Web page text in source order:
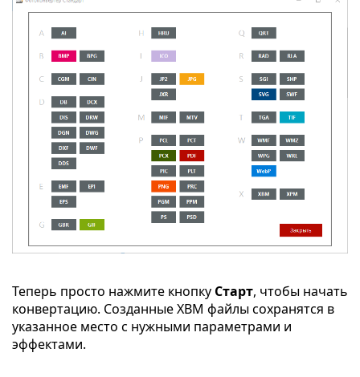
Теперь просто нажмите кнопку Старт, чтобы начать
конвертацию. Созданные XBM файлы сохранятся в
указанное место с нужными параметрами и
эффектами.